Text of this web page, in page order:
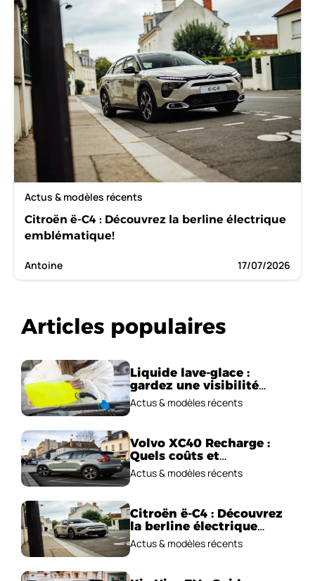
Actus & modèles récents
Citroën ë-C4 : Découvrez la berline électrique
emblématique!
Antoine 17/07/2026
Articles populaires
Liquide lave-glace :
gardez une visibilité
parfaite en voiture
Actus & modèles récents
Volvo XC40 Recharge :
Quels coûts et
performances
électriques ?
Actus & modèles récents
Citroën ë-C4 : Découvrez
la berline électrique
emblématique!
Actus & modèles récents